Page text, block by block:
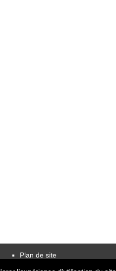
Plan de site
Mentions légales